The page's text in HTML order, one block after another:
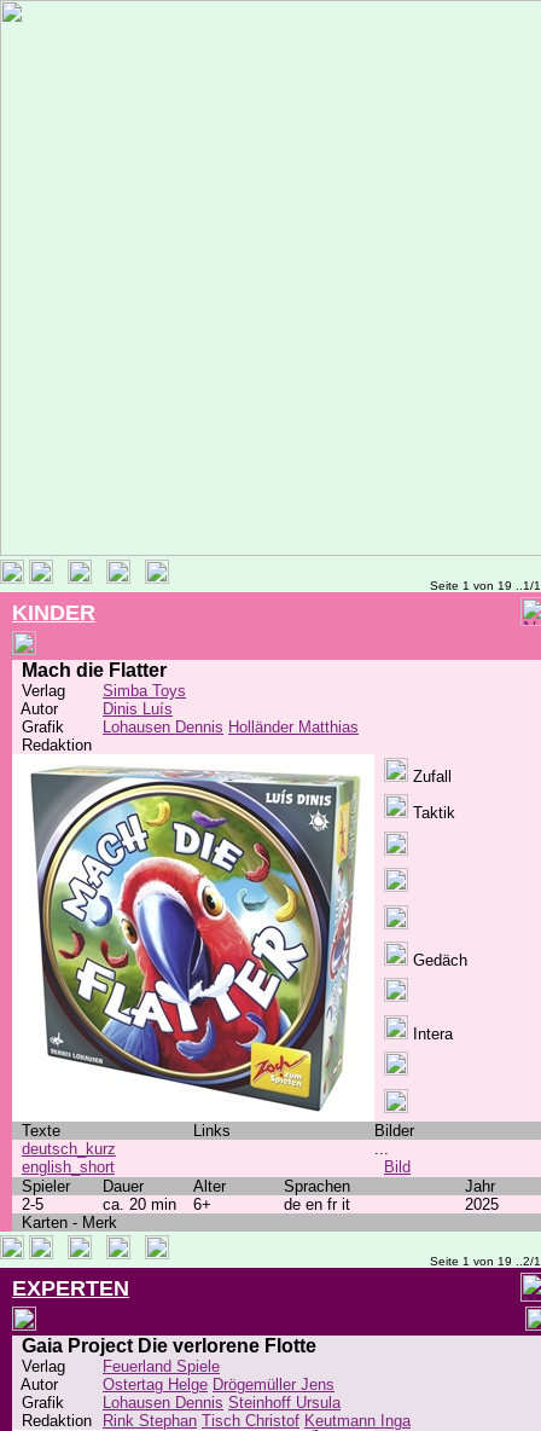
Seite 1 von 19 ..1/
KINDER
Mach die Flatter
Verlag
Simba Toys
Autor
Dinis Luís
Grafik
Lohausen Dennis Holländer Matthias
Redaktion
Zufall
Taktik
Gedäch
Intera
Texte Links
Bilder
deutsch_kurz
english_short
...
Bild
Spieler
Dauer Alter Sprachen
Jahr
2-5
ca. 20 min 6+ de en fr it
2025
Karten - Merk
Seite 1 von 19 ..2/
EXPERTEN
Gaia Project Die verlorene Flotte
Verlag
Feuerland Spiele
Autor
Ostertag Helge Drögemüller Jens
Grafik
Lohausen Dennis Steinhoff Ursula
Redaktion
Rink Stephan Tisch Christof Keutmann Inga